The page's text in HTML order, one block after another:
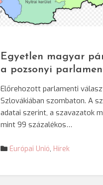
Egyetlen magyar
a pozsonyi
Előrehozott parlamenti
Szlovákiában szombaton. A
adatai szerint, a szavazatok
mint 99 százalékos…
Európai Unió, Hírek